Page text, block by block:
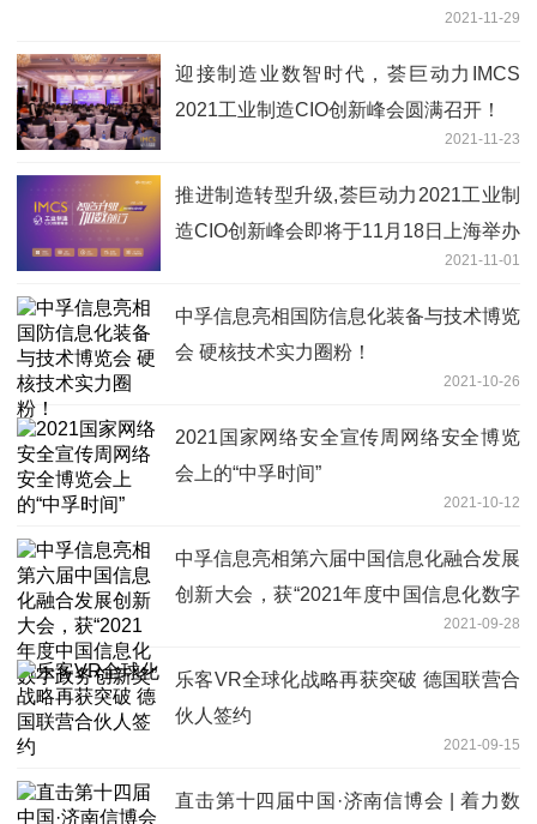
2021-11-29
迎接制造业数智时代，荟巨动力IMCS
2021工业制造CIO创新峰会圆满召开！
2021-11-23
推进制造转型升级,荟巨动力2021工业制
造CIO创新峰会即将于11月18日上海举办
2021-11-01
中孚信息亮相国防信息化装备与技术博览
会 硬核技术实力圈粉！
2021-10-26
2021国家网络安全宣传周网络安全博览
会上的“中孚时间”
2021-10-12
中孚信息亮相第六届中国信息化融合发展
创新大会，获“2021年度中国信息化数字
2021-09-28
乐客VR全球化战略再获突破 德国联营合
伙人签约
2021-09-15
直击第十四届中国·济南信博会 | 着力数